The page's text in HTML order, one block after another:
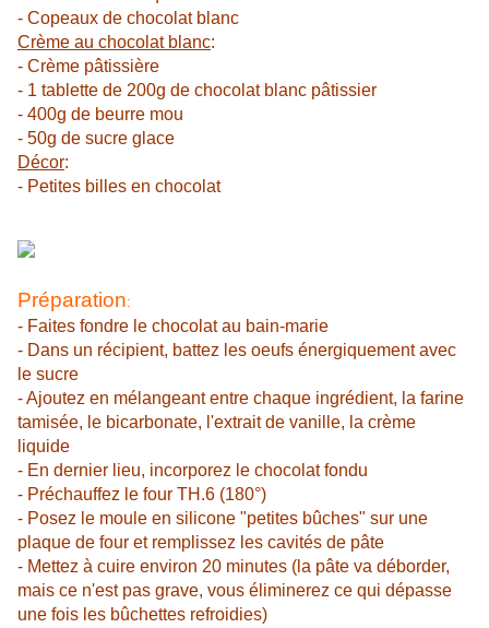
- Copeaux de chocolat blanc
Crème au chocolat blanc:
- Crème pâtissière
- 1 tablette de 200g de chocolat blanc pâtissier
- 400g de beurre mou
- 50g de sucre glace
Décor:
- Petites billes en chocolat
Préparation:
- Faites fondre le chocolat au bain-marie
- Dans un récipient, battez les oeufs énergiquement avec
le sucre
- Ajoutez en mélangeant entre chaque ingrédient, la farine
tamisée, le bicarbonate, l'extrait de vanille, la crème
liquide
- En dernier lieu, incorporez le chocolat fondu
- Préchauffez le four TH.6 (180°)
- Posez le moule en silicone "petites bûches" sur une
plaque de four et remplissez les cavités de pâte
- Mettez à cuire environ 20 minutes (la pâte va déborder,
mais ce n'est pas grave, vous éliminerez ce qui dépasse
une fois les bûchettes refroidies)